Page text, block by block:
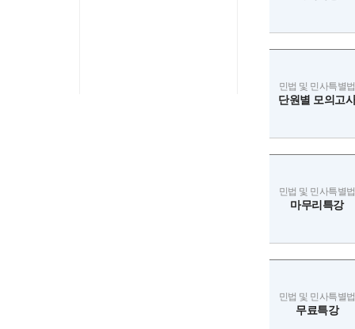
민법 및 민사특별법
단원별 모의고사
민법 및 민사특별법
마무리특강
민법 및 민사특별법
무료특강